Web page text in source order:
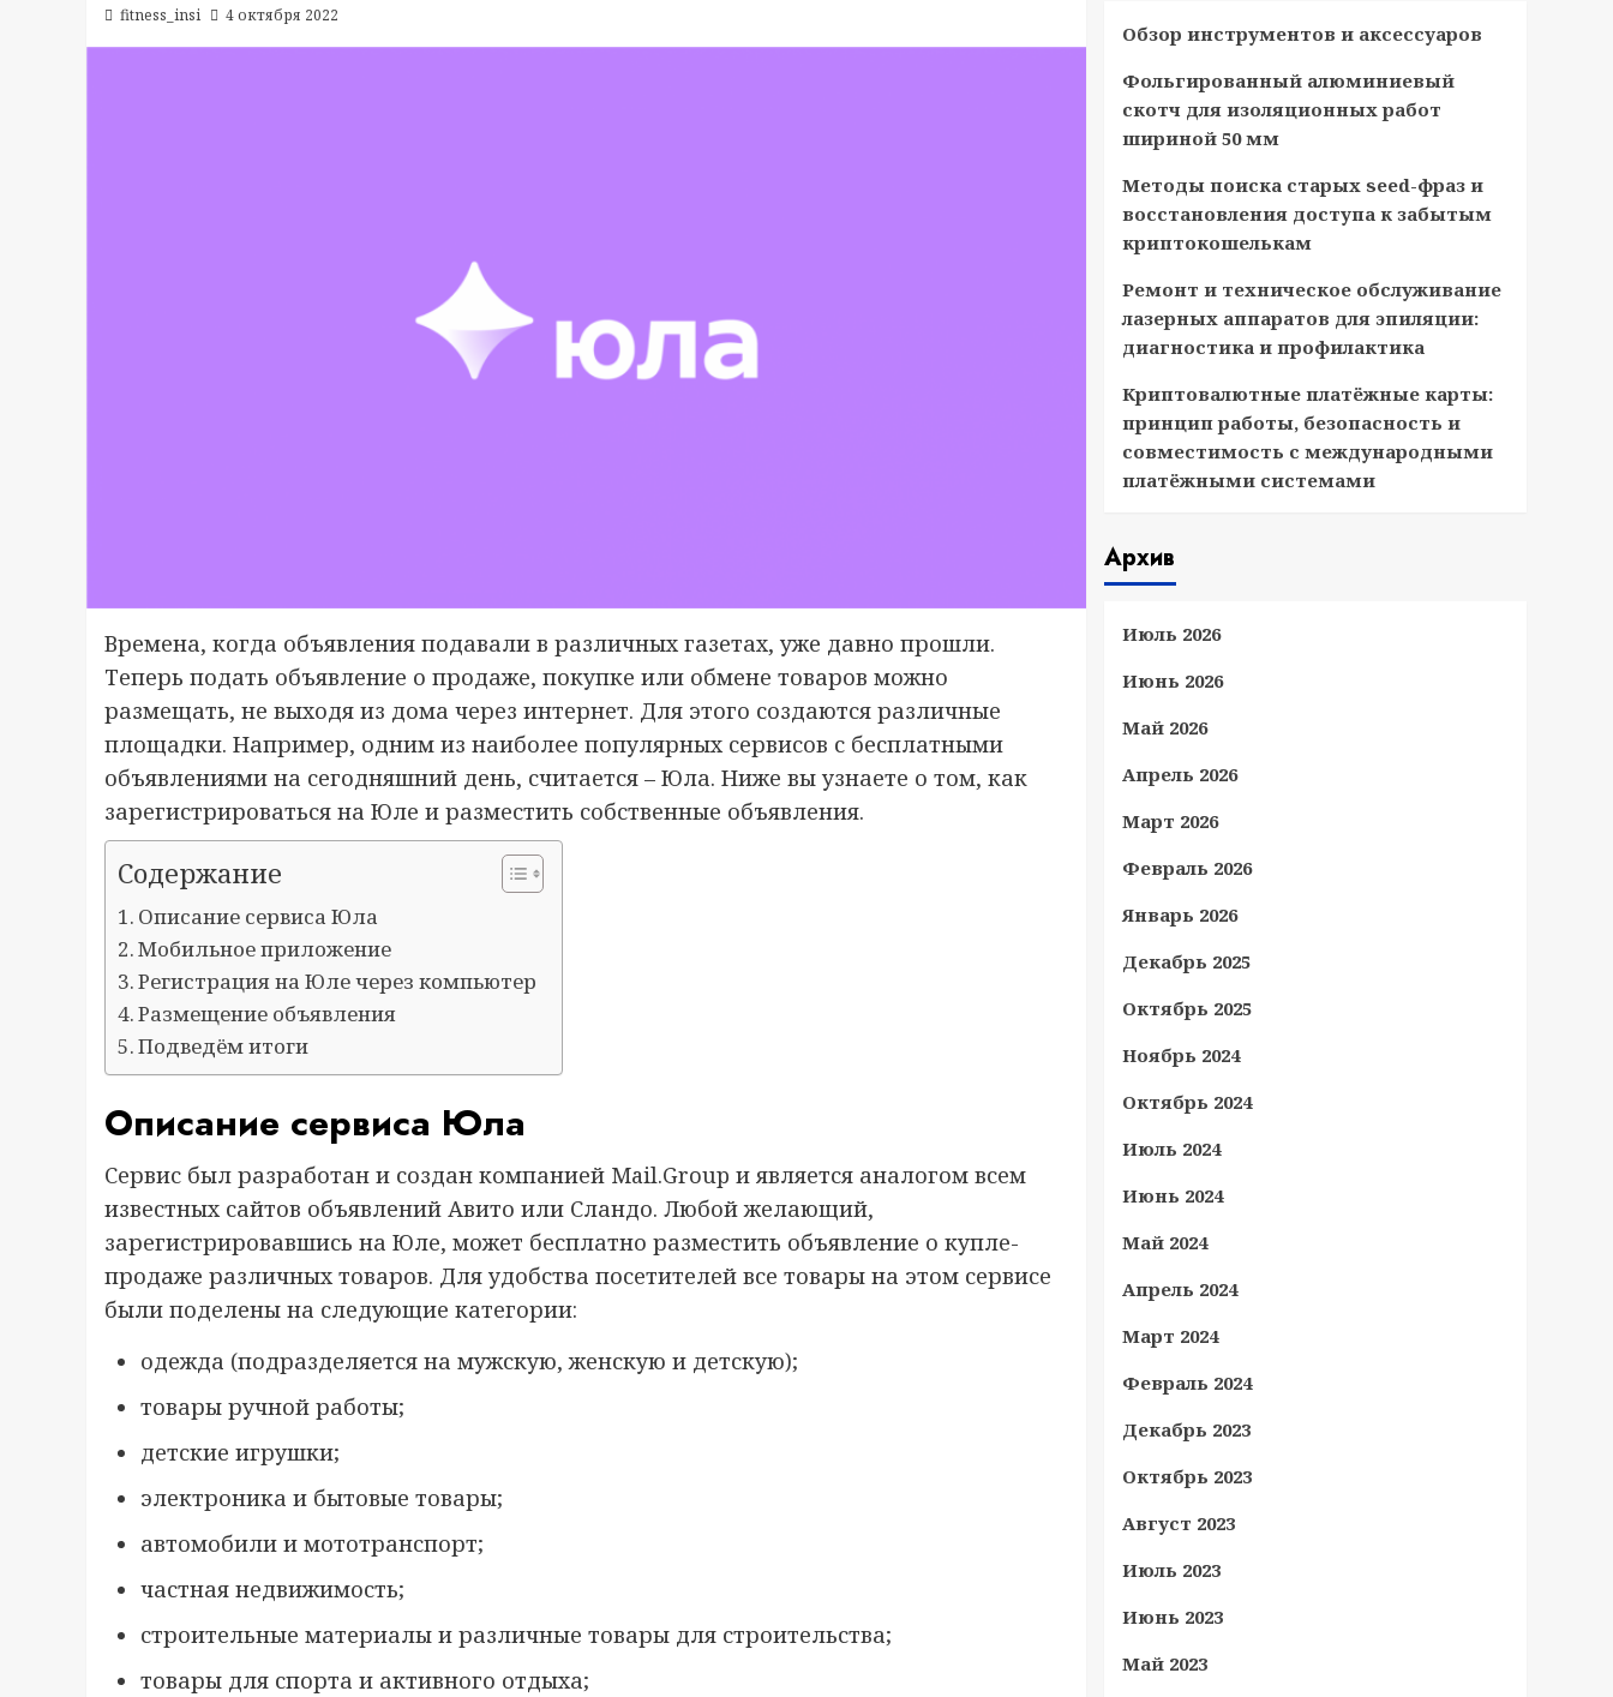
fitness_insi 4 октября 2022
Времена, когда объявления подавали в различных газетах, уже давно прошли.
Теперь подать объявление о продаже, покупке или обмене товаров можно
размещать, не выходя из дома через интернет. Для этого создаются различные
площадки. Например, одним из наиболее популярных сервисов с бесплатными
объявлениями на сегодняшний день, считается – Юла. Ниже вы узнаете о том, как
зарегистрироваться на Юле и разместить собственные объявления.
Содержание
Описание сервиса Юла
Мобильное приложение
Регистрация на Юле через компьютер
Размещение объявления
Подведём итоги
Описание сервиса Юла
Сервис был разработан и создан компанией Mail.Group и является аналогом всем
известных сайтов объявлений Авито или Сландо. Любой желающий,
зарегистрировавшись на Юле, может бесплатно разместить объявление о купле-
продаже различных товаров. Для удобства посетителей все товары на этом сервисе
были поделены на следующие категории:
одежда (подразделяется на мужскую, женскую и детскую);
товары ручной работы;
детские игрушки;
электроника и бытовые товары;
автомобили и мототранспорт;
частная недвижимость;
строительные материалы и различные товары для строительства;
товары для спорта и активного отдыха;
Обзор инструментов и аксессуаров
Фольгированный алюминиевый
скотч для изоляционных работ
шириной 50 мм
Методы поиска старых seed-фраз и
восстановления доступа к забытым
криптокошелькам
Ремонт и техническое обслуживание
лазерных аппаратов для эпиляции:
диагностика и профилактика
Криптовалютные платёжные карты:
принцип работы, безопасность и
совместимость с международными
платёжными системами
Архив
Июль 2026
Июнь 2026
Май 2026
Апрель 2026
Март 2026
Февраль 2026
Январь 2026
Декабрь 2025
Октябрь 2025
Ноябрь 2024
Октябрь 2024
Июль 2024
Июнь 2024
Май 2024
Апрель 2024
Март 2024
Февраль 2024
Декабрь 2023
Октябрь 2023
Август 2023
Июль 2023
Июнь 2023
Май 2023